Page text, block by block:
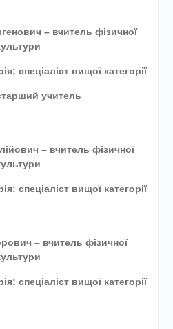
– вчитель фізичної
спеціаліст вищої категорії
учитель
– вчитель фізичної
спеціаліст вищої категорії
– вчитель фізичної
спеціаліст вищої категорії